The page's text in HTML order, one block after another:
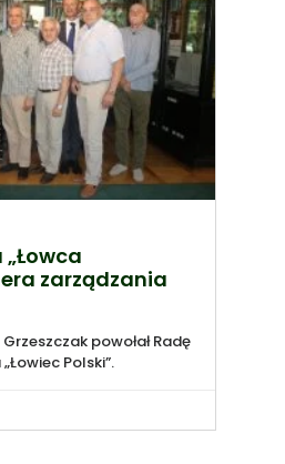
zarządzania
powołał Radę
Polski”.